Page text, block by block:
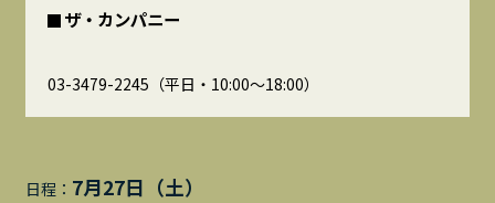
ザ・カンパニー
03-3479-2245（平日・10:00～18:00）
日程： 7月27日（土）